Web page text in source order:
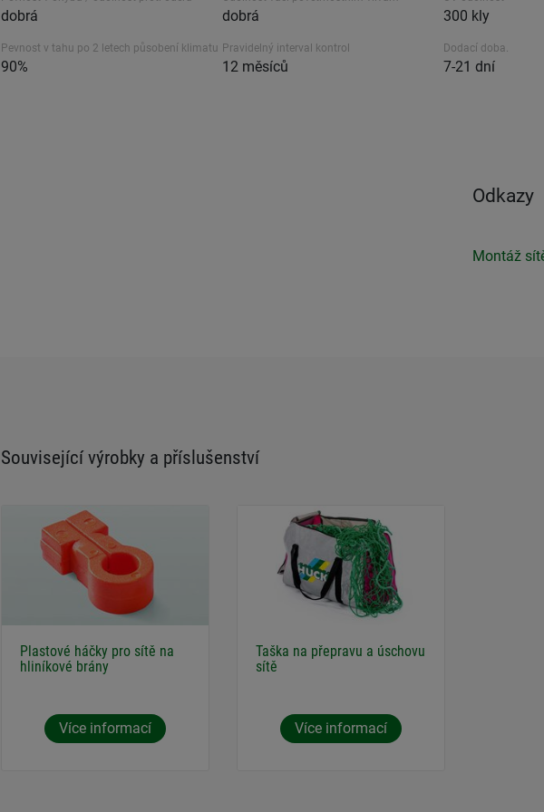
dobrá dobrá 300 kly
Pevnost v tahu po 2 letech působení klimatu
90%
Pravidelný interval kontrol
12 měsíců
Dodací doba.
7-21 dní
Odkazy
Montáž
Související výrobky a příslušenství
Plastové háčky pro sítě na
hliníkové brány
Více informací
Taška na přepravu a úschovu
sítě
Více informací